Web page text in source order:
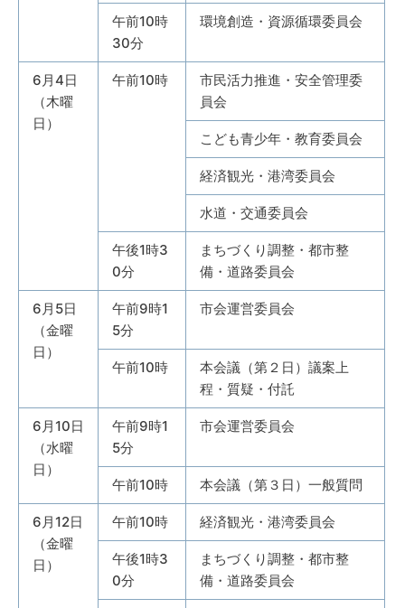
午前10時
30分
環境創造・資源循環委員会
6月4日
（木曜
日）
午前10時
市民活力推進・安全管理委
員会
こども青少年・教育委員会
経済観光・港湾委員会
水道・交通委員会
午後1時3
0分
まちづくり調整・都市整
備・道路委員会
6月5日
（金曜
日）
午前9時1
5分
市会運営委員会
午前10時
本会議（第２日）議案上
程・質疑・付託
6月10日
（水曜
日）
午前9時1
5分
市会運営委員会
午前10時 本会議（第３日）一般質問
6月12日
（金曜
日）
午前10時 経済観光・港湾委員会
午後1時3
0分
まちづくり調整・都市整
備・道路委員会